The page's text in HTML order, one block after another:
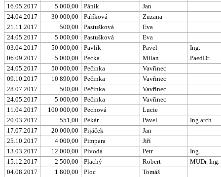
16.05.2017
5 000,00 Pánik
Jan
24.04.2017
30 000,00 Paříková
Zuzana
21.11.2017
500,00 Pastušková
Eva
24.05.2017
5 000,00 Pastušková
Eva
03.04.2017
50 000,00 Pavlík Pavel
Ing.
06.09.2017
5 000,00 Pecka Milan
PaedDr.
24.05.2017
50 000,00 Pečinka
Vavřinec
09.10.2017
10 890,00 Pečinka
Vavřinec
28.07.2017
500,00 Pečinka
Vavřinec
24.05.2017
5 000,00 Pečinka
Vavřinec
11.04.2017
100 000,00 Pechová
Lucie
20.03.2017
551,00 Pekár Pavel
Ing.arch.
17.07.2017
20 000,00 Pijáček
Jan
25.10.2017
4 000,00 Pimpara
Jiří
13.03.2017
12 000,00 Pivoda Petr
Ing.
15.12.2017
2 500,00 Plachý Robert
MUDr. Ing.
04.08.2017
1 800,00 Ploc
Tomáš